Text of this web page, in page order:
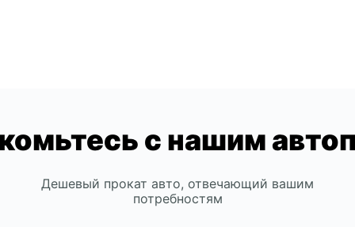
с нашим
Дешевый прокат авто, отвечающий вашим
потребностям